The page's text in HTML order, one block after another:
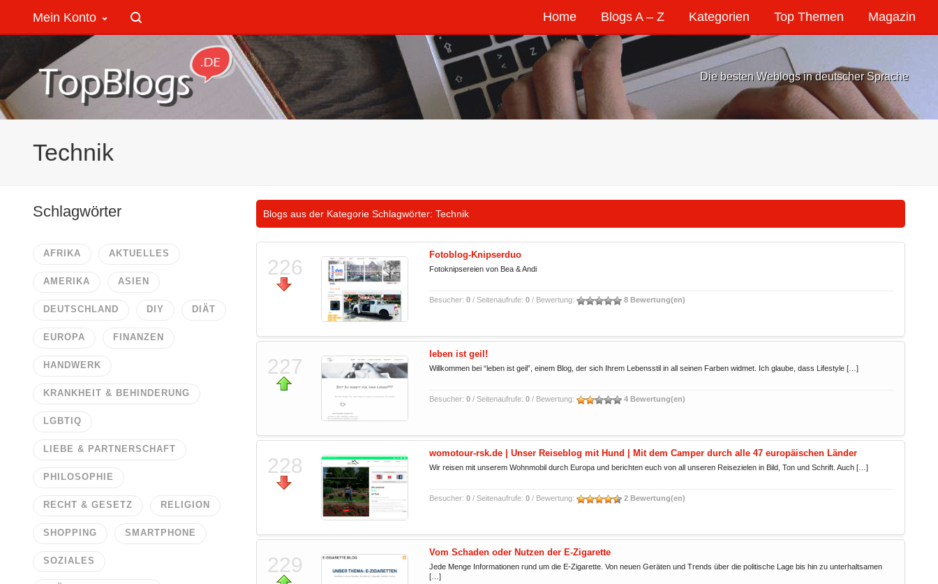
Home Blogs A – Z Kategorien Top Themen Magazin
Mein Konto
Die besten Weblogs in deutscher Sprache
Technik
Schlagwörter
AFRIKA AKTUELLES
AMERIKA ASIEN
DEUTSCHLAND DIY DIÄT
EUROPA FINANZEN
HANDWERK
KRANKHEIT & BEHINDERUNG
LGBTIQ
LIEBE & PARTNERSCHAFT
PHILOSOPHIE
RECHT & GESETZ RELIGION
SHOPPING SMARTPHONE
SOZIALES
Blogs aus der Kategorie Schlagwörter: Technik
226
Fotoblog-Knipserduo
Fotoknipsereien von Bea & Andi
Besucher: 0/ Seitenaufrufe: 0/ Bewertung: 8 Bewertung(en)
227
leben ist geil!
Willkommen bei “leben ist geil”, einem Blog, der sich Ihrem Lebensstil in all seinen Farben widmet. Ich glaube, dass Lifestyle […]
Besucher: 0/ Seitenaufrufe: 0/ Bewertung: 4 Bewertung(en)
228
womotour-rsk.de | Unser Reiseblog mit Hund | Mit dem Camper durch alle 47 europäischen Länder
Wir reisen mit unserem Wohnmobil durch Europa und berichten euch von all unseren Reisezielen in Bild, Ton und Schrift. Auch […]
Besucher: 0/ Seitenaufrufe: 0/ Bewertung: 2 Bewertung(en)
229
Vom Schaden oder Nutzen der E-Zigarette
Jede Menge Informationen rund um die E-Zigarette. Von neuen Geräten und Trends über die politische Lage bis hin zu unterhaltsamen
[…]